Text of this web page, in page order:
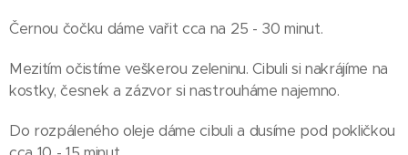
Černou čočku dáme vařit cca na 25 - 30 minut.
Mezitím očistíme veškerou zeleninu. Cibuli si nakrájíme na
kostky, česnek a zázvor si nastrouháme najemno.
Do rozpáleného oleje dáme cibuli a dusíme pod pokličkou